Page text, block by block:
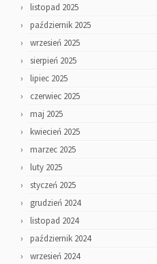
listopad 2025
październik 2025
wrzesień 2025
sierpień 2025
lipiec 2025
czerwiec 2025
maj 2025
kwiecień 2025
marzec 2025
luty 2025
styczeń 2025
grudzień 2024
listopad 2024
październik 2024
wrzesień 2024